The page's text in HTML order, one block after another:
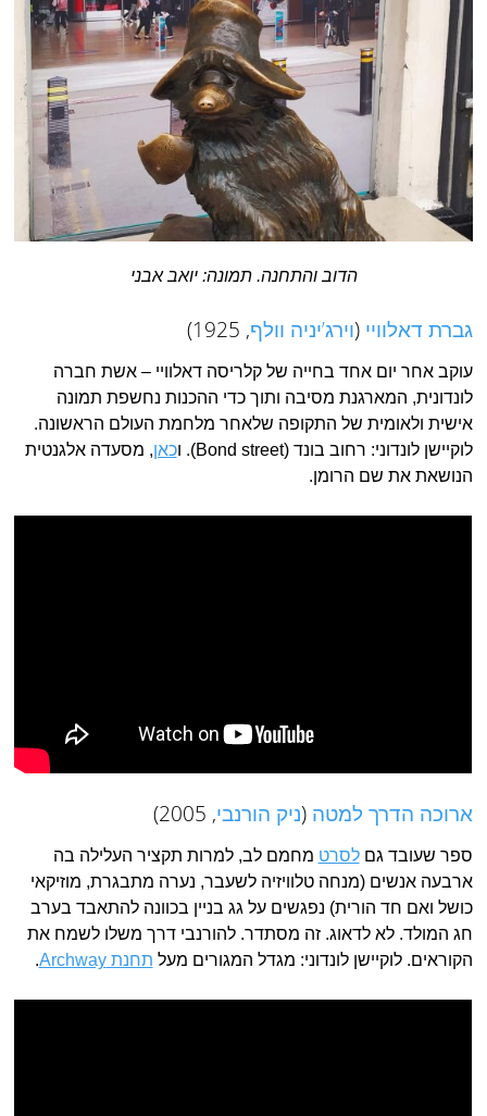
הדוב והתחנה. תמונה: יואב אבני
גברת דאלוויי (וירג’יניה וולף, 1925)
עוקב אחר יום אחד בחייה של קלריסה דאלוויי – אשת חברה
לונדונית, המארגנת מסיבה ותוך כדי ההכנות נחשפת תמונה
אישית ולאומית של התקופה שלאחר מלחמת העולם הראשונה.
לוקיישן לונדוני: רחוב בונד (Bond street). ו
כאן, מסעדה אלגנטית
הנושאת את שם הרומן.
ארוכה הדרך למטה (ניק הורנבי, 2005)
ספר שעובד גםלסרט מחמם לב, למרות תקציר העלילה בה
ארבעה אנשים (מנחה טלוויזיה לשעבר, נערה מתבגרת, מוזיקאי
כושל ואם חד הורית) נפגשים על גג בניין בכוונה להתאבד בערב
חג המולד. לא לדאוג. זה מסתדר. להורנבי דרך משלו לשמח את
הקוראים. לוקיישן לונדוני: מגדל המגורים מעל תחנת Archway .